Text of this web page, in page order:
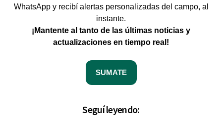
WhatsApp y recibí alertas personalizadas del campo, al
instante.
¡Mantente al tanto de las últimas noticias y
actualizaciones en tiempo real!
SUMATE
Seguí leyendo: